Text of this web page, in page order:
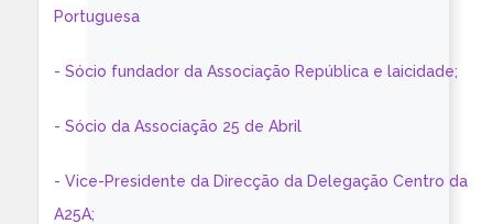
Portuguesa
- Sócio fundador da Associação República e laicidade;
- Sócio da Associação 25 de Abril
- Vice-Presidente da Direcção da Delegação Centro da
A25A;